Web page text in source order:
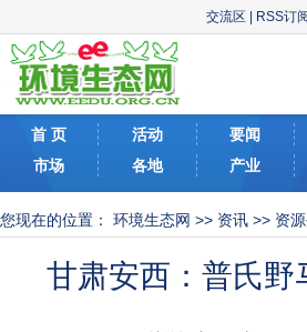
交流区 RSS订
首 页 活动 要闻
市场
各地 产业
您现在的位置： 环境生态网 >> 资讯 >> 资
甘肃安西：普氏野